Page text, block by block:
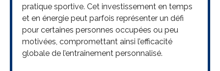
pratique sportive. Cet investissement en temps
et en énergie peut parfois représenter un défi
pour certaines personnes occupées ou peu
motivées, compromettant ainsi l’efficacité
globale de l’entraînement personnalisé.